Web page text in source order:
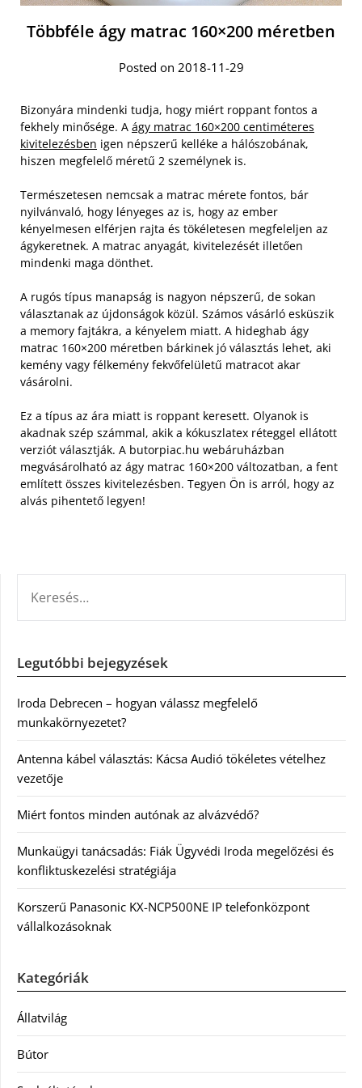
Többféle ágy matrac 160×200 méretben
Posted on 2018-11-29
Bizonyára mindenki tudja, hogy miért roppant fontos a
fekhely minősége. A ágy matrac 160×200 centiméteres
kivitelezésben igen népszerű kelléke a hálószobának,
hiszen megfelelő méretű 2 személynek is.
Természetesen nemcsak a matrac mérete fontos, bár
nyilvánvaló, hogy lényeges az is, hogy az ember
kényelmesen elférjen rajta és tökéletesen megfeleljen az
ágykeretnek. A matrac anyagát, kivitelezését illetően
mindenki maga dönthet.
A rugós típus manapság is nagyon népszerű, de sokan
választanak az újdonságok közül. Számos vásárló esküszik
a memory fajtákra, a kényelem miatt. A hideghab ágy
matrac 160×200 méretben bárkinek jó választás lehet, aki
kemény vagy félkemény fekvőfelületű matracot akar
vásárolni.
Ez a típus az ára miatt is roppant keresett. Olyanok is
akadnak szép számmal, akik a kókuszlatex réteggel ellátott
verziót választják. A butorpiac.hu webáruházban
megvásárolható az ágy matrac 160×200 változatban, a fent
említett összes kivitelezésben. Tegyen Ön is arról, hogy az
alvás pihentető legyen!
Legutóbbi bejegyzések
Iroda Debrecen – hogyan válassz megfelelő
munkakörnyezetet?
Antenna kábel választás: Kácsa Audió tökéletes vételhez
vezetője
Miért fontos minden autónak az alvázvédő?
Munkaügyi tanácsadás: Fiák Ügyvédi Iroda megelőzési és
konfliktuskezelési stratégiája
Korszerű Panasonic KX-NCP500NE IP telefonközpont
vállalkozásoknak
Kategóriák
Állatvilág
Bútor